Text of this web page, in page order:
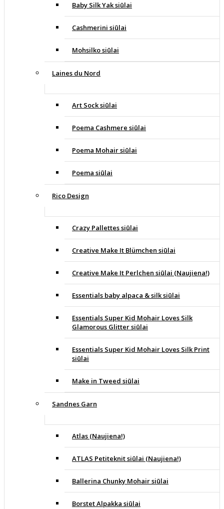
Baby Silk Yak siūlai
Cashmerini siūlai
Mohsilko siūlai
Laines du Nord
Art Sock siūlai
Poema Cashmere siūlai
Poema Mohair siūlai
Poema siūlai
Rico Design
Crazy Pallettes siūlai
Creative Make It Blümchen siūlai
Creative Make It Perlchen siūlai (Naujiena!)
Essentials baby alpaca & silk siūlai
Essentials Super Kid Mohair Loves Silk
Glamorous Glitter siūlai
Essentials Super Kid Mohair Loves Silk Print
siūlai
Make in Tweed siūlai
Sandnes Garn
Atlas (Naujiena!)
ATLAS Petiteknit siūlai (Naujiena!)
Ballerina Chunky Mohair siūlai
Borstet Alpakka siūlai